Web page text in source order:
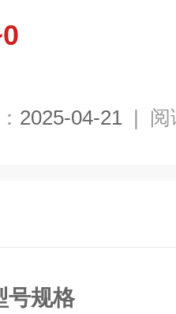
2025-04-21 | 阅
号规格